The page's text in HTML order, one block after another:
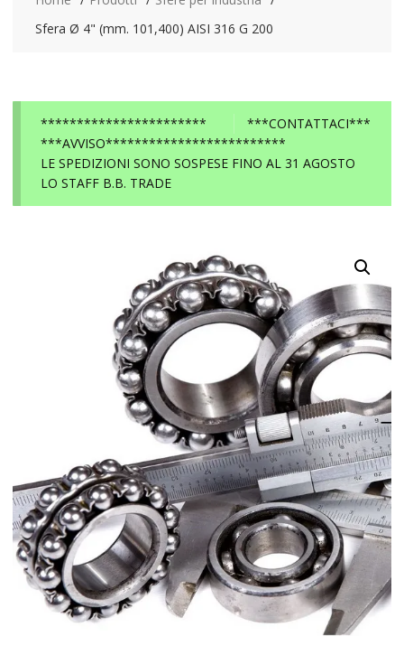
Sfera Ø 4" (mm. 101,400) AISI 316 G 200
***CONTATTACI***
***********************
***AVVISO*************************
LE SPEDIZIONI SONO SOSPESE FINO AL 31 AGOSTO
LO STAFF B.B. TRADE